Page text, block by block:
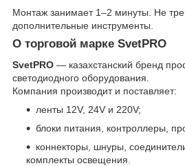
Монтаж занимает 1–2 минуты. Не
дополнительные инструменты.
О торговой марке SvetPRO
SvetPRO — казахстанский бренд
светодиодного оборудования.
Компания производит и поставляет:
ленты 12V, 24V и 220V;
блоки питания, контроллеры,
коннекторы, шнуры,
комплекты освещения.